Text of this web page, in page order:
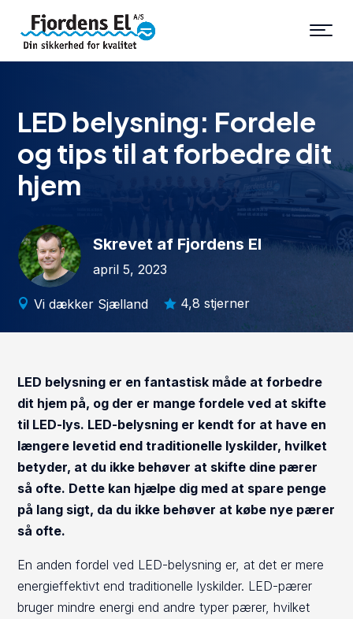
LED belysning: Fordele
og tips til at forbedre dit
hjem
Skrevet af Fjordens El
april 5, 2023
 Vi dækker Sjælland  4,8 stjerner
LED belysning er en fantastisk måde at forbedre
dit hjem på, og der er mange fordele ved at skifte
til LED-lys. LED-belysning er kendt for at have en
længere levetid end traditionelle lyskilder, hvilket
betyder, at du ikke behøver at skifte dine pærer
så ofte. Dette kan hjælpe dig med at spare penge
på lang sigt, da du ikke behøver at købe nye pærer
så ofte.
En anden fordel ved LED-belysning er, at det er mere
energieffektivt end traditionelle lyskilder. LED-pærer
bruger mindre energi end andre typer pærer, hvilket